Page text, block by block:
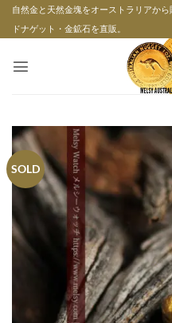
Skip自然金と天然金塊をオーストラリアか
ドナゲット・金鉱石を直販。
SOLD